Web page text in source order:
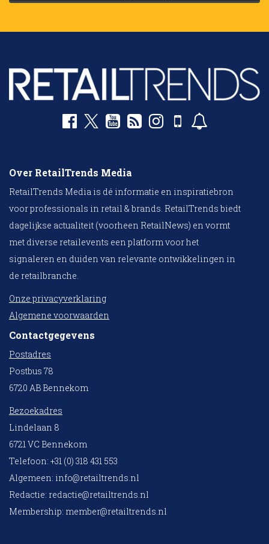
Over RetailTrends Media
RetailTrends Media is dé informatie en inspiratiebron
voor professionals in retail & brands. RetailTrends biedt
dagelijkse actualiteit (voorheen RetailNews) en vormt
met diverse retailevents een platform voor het
signaleren en duiden van relevante ontwikkelingen in
de retailbranche.
Onze privacyverklaring
Algemene voorwaarden
Contactgegevens
Postadres
Postbus 78
6720 AB Bennekom
Bezoekadres
Lindelaan 8
6721 VC Bennekom
Telefoon: +31 (0) 318 431 553
Algemeen: info@retailtrends.nl
Redactie: redactie@retailtrends.nl
Membership: member@retailtrends.nl